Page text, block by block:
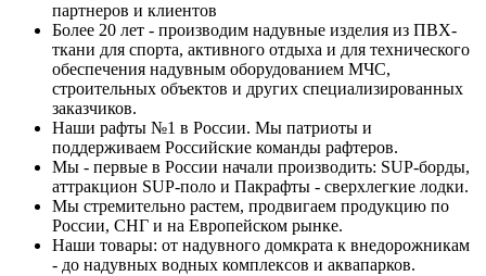
партнеров и клиентов
Более 20 лет - производим надувные изделия из ПВХ-
ткани для спорта, активного отдыха и для технического
обеспечения надувным оборудованием МЧС,
строительных объектов и других специализированных
заказчиков.
Наши рафты №1 в России. Мы патриоты и
поддерживаем Российские команды рафтеров.
Мы - первые в России начали производить: SUP-борды,
аттракцион SUP-поло и Пакрафты - сверхлегкие лодки.
Мы стремительно растем, продвигаем продукцию по
России, СНГ и на Европейском рынке.
Наши товары: от надувного домкрата к внедорожникам
- до надувных водных комплексов и аквапарков.